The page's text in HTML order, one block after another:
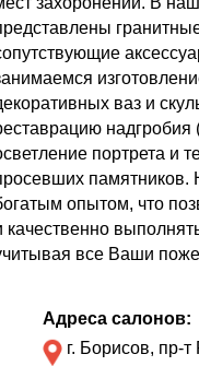
ваз и
надгробия
портрета и
памятников.
опытом, что
качественно
все Ваши
Адреса салонов:
г. Борисов, пр-